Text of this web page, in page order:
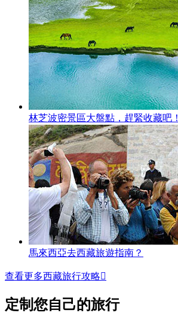
林芝波密景區大盤點，趕緊收藏吧！
馬來西亞去西藏旅遊指南？
查看更多西藏旅行攻略
定制您自己的旅行